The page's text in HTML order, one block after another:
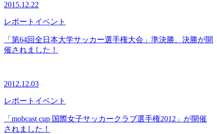
2015.12.22
レポート イベント
「第64回全日本大学サッカー選手権大会」準決勝、決勝が開
催されました！
2012.12.03
レポート イベント
「mobcast cup 国際女子サッカークラブ選手権2012」が開催
されました！